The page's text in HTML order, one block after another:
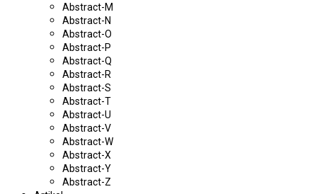
Abstract-M
Abstract-N
Abstract-O
Abstract-P
Abstract-Q
Abstract-R
Abstract-S
Abstract-T
Abstract-U
Abstract-V
Abstract-W
Abstract-X
Abstract-Y
Abstract-Z